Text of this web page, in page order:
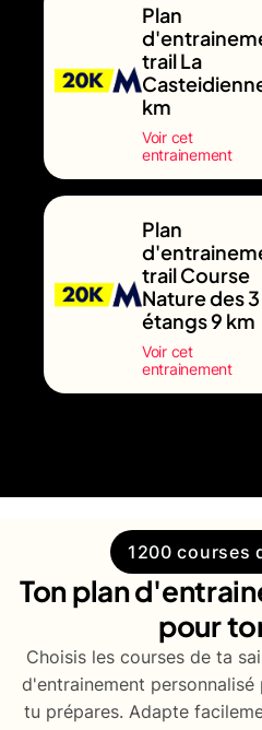
Plan
trail La
km
Voir cet
entrainement
Plan
trail Course
Nature des 3
étangs 9 km
Voir cet
entrainement
1200 courses
Ton plan
pour
Choisis les courses de ta
d'entrainement
tu prépares. Adapte